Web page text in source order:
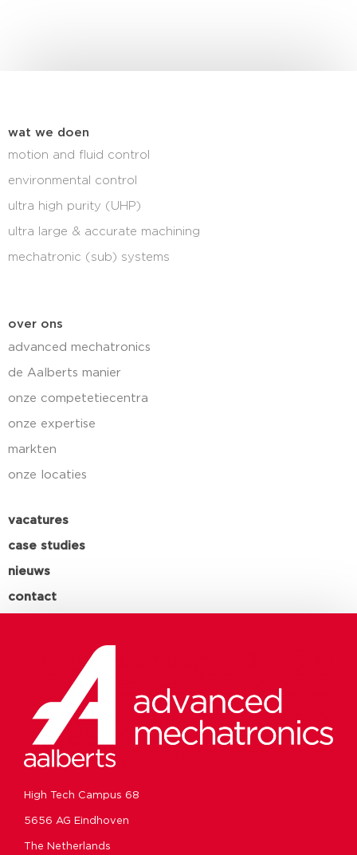
wat we doen
motion and fluid control
environmental control
ultra high purity (UHP)
ultra large & accurate machining
mechatronic (sub) systems
over ons
advanced mechatronics
de Aalberts manier
onze competetiecentra
onze expertise
markten
onze locaties
vacatures
case studies
nieuws
contact
High Tech Campus 68
5656 AG Eindhoven
The Netherlands